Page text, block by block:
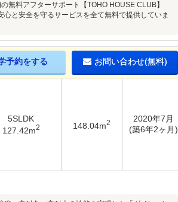
無料アフターサポート【TOHO HOUSE CLUB】
と安全を守るサービスを全て無料で提供していま
予約をする お問い合わせ(無料)
5SLDK
127.42m2 148.04m2
2020年7月
(築6年2ヶ月)